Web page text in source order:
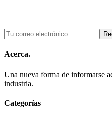
Acerca.
Una nueva forma de informarse
industria.
Categorías